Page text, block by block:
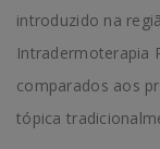
introduzido na
Intradermoterapia
comparados aos
tópica